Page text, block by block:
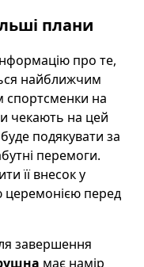
плани
про те,
найближчим
спортсменки на
чекають на цей
подякувати за
перемоги.
її внесок у
церемонією перед
завершення
має намір